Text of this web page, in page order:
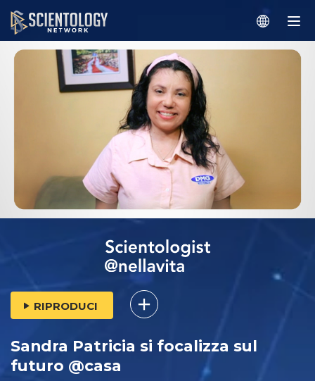
RIPRODUCI
Sandra Patricia si focalizza sul
futuro @casa